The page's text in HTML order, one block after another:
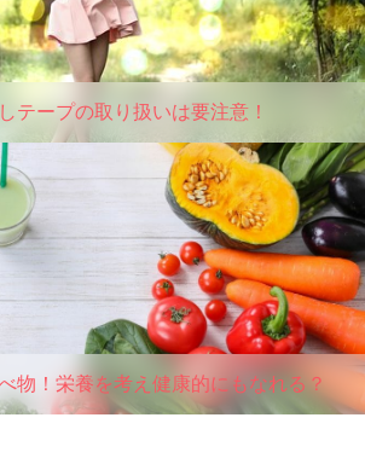
テープの取り扱いは要注意！
物！栄養を考え健康的にもなれる？